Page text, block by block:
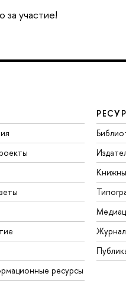
участие!
ресурсы